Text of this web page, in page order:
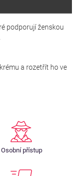
podporují ženskou
a rozetřít ho ve
Osobní přístup